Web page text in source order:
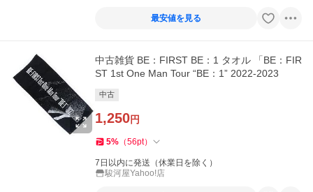
最安値を見る
中古雑貨 BE：FIRST BE：1 タオル 「BE：FIR
ST 1st One Man Tour “BE：1” 2022-2023
中古
1,250円
5% （56pt）
7日以内に発送（休業日を除く）
駿河屋Yahoo!店